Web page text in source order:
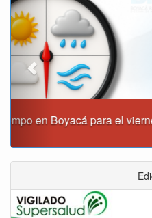
“Tunja nos ha dado